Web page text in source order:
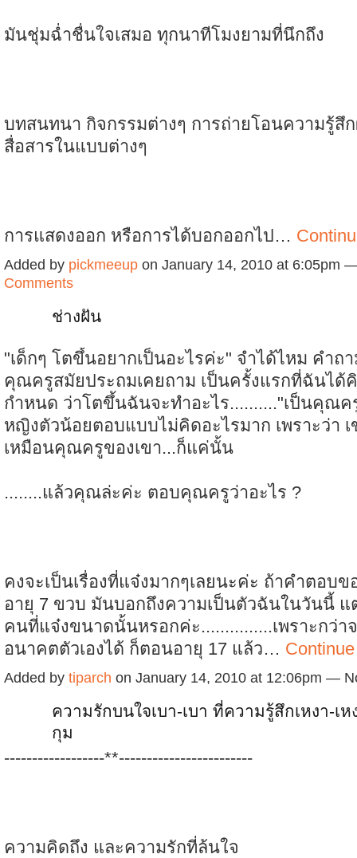
มันชุ่มฉ่ำชื่นใจเสมอ ทุกนาทีโมงยามที่นึกถึง
บทสนทนา กิจกรรมต่างๆ การถ่ายโอนความรู้สึ
สื่อสารในแบบต่างๆ
การแสดงออก หรือการได้บอกออกไป…
Added by pickmeeup on January 14, 2010 at 6:05pm
Comments
ช่างฝัน
"เด็กๆ โตขึ้นอยากเป็นอะไรค่ะ" จำได้ไหม คำถ
คุณครูสมัยประถมเคยถาม เป็นครั้งแรกที่ฉันได้
กำหนด ว่าโตขึ้นฉันจะทำอะไร.........."เป็นคุณค
หญิงตัวน้อยตอบแบบไม่คิดอะไรมาก เพราะว่า เ
เหมือนคุณครูของเขา...ก็แค่นั้น
........แล้วคุณล่ะค่ะ ตอบคุณครูว่าอะไร ?
คงจะเป็นเรื่องที่แจ๋งมากๆเลยนะค่ะ ถ้าคำตอบข
อายุ 7 ขวบ มันบอกถึงความเป็นตัวฉันในวันนี้
คนที่แจ๋งขนาดนั้นหรอกค่ะ...............เพราะกว่า
อนาคตตัวเองได้ ก็ตอนอายุ 17 แล้ว… Continue
Added by tiparch on January 14, 2010 at 12:06pm —
ความรักบนใจเบา-เบา ที่ความรู้สึกเหงา-เห
กุม
------------------**------------------------
ความคิดถึง และความรักที่ล้นใจ